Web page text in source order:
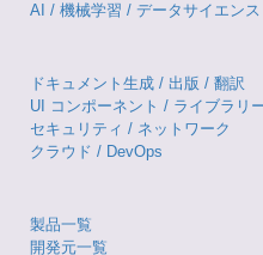
AI / 機械学習 / データサイエンス
ドキュメント生成 / 出版 / 翻訳
UI コンポーネント / ライブラリ
セキュリティ / ネットワーク
クラウド / DevOps
製品一覧
開発元一覧